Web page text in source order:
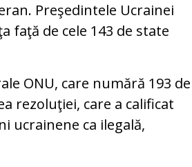
Preşedintele Ucrainei
faţă de cele 143 de state
ONU, care numără 193 de
rezoluţiei, care a calificat
ucrainene ca ilegală,